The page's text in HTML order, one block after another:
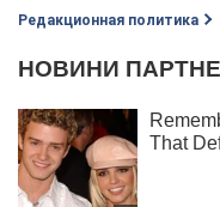
Редакционная политика